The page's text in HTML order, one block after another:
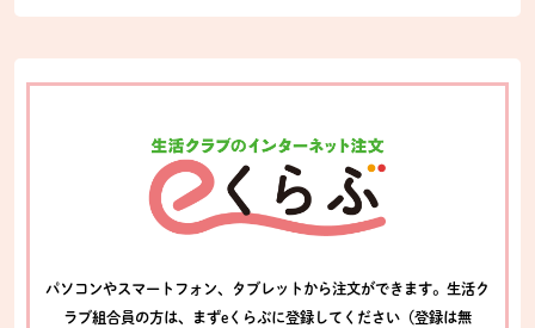
パソコンやスマートフォン、タブレットから注文ができます。生活ク
ラブ組合員の方は、まずeくらぶに登録してください（登録は無